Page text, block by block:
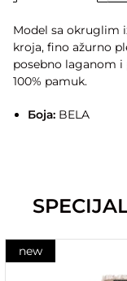
Model sa okruglim
kroja, fino ažurno
posebno laganom
100% pamuk.
Боја:BELA
new